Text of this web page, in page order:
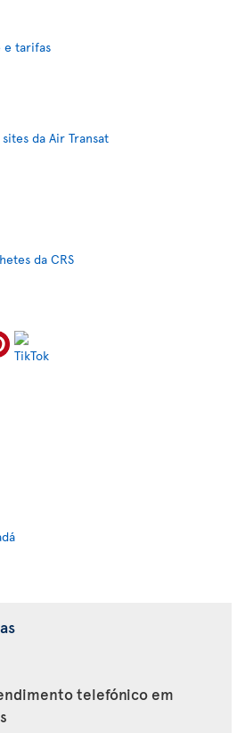
e tarifas
da Air Transat
da CRS
telefónico em